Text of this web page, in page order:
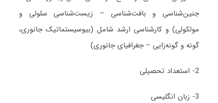
جنین‌شناسی و بافت‌شناسی – زیست‌شناسی سلولی و
مولکولی) و کارشناسی ارشد شامل (بیوسیستماتیک جانوری،
گونه و گونه‌زایی – جغرافیای جانوری)
2- استعداد تحصیلی
3- زبان انگلیسی